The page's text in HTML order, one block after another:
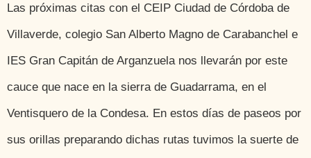
Las próximas citas con el CEIP Ciudad de Córdoba de
Villaverde, colegio San Alberto Magno de Carabanchel e
IES Gran Capitán de Arganzuela nos llevarán por este
cauce que nace en la sierra de Guadarrama, en el
Ventisquero de la Condesa. En estos días de paseos por
sus orillas preparando dichas rutas tuvimos la suerte de